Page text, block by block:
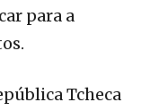
para a
Tcheca